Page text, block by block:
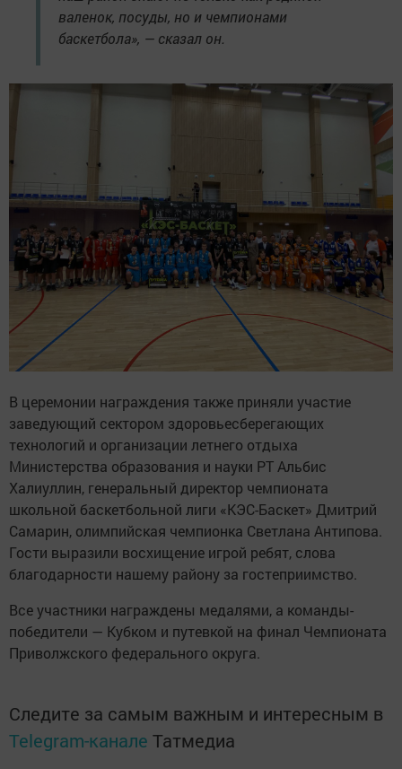
валенок, посуды, но и чемпионами
баскетбола», — сказал он.
В церемонии награждения также приняли участие
заведующий сектором здоровьесберегающих
технологий и организации летнего отдыха
Министерства образования и науки РТ Альбис
Халиуллин, генеральный директор чемпионата
школьной баскетбольной лиги «КЭС-Баскет» Дмитрий
Самарин, олимпийская чемпионка Светлана Антипова.
Гости выразили восхищение игрой ребят, слова
благодарности нашему району за гостеприимство.
Все участники награждены медалями, а команды-
победители — Кубком и путевкой на финал Чемпионата
Приволжского федерального округа.
Следите за самым важным и интересным в
Telegram-канале Татмедиа